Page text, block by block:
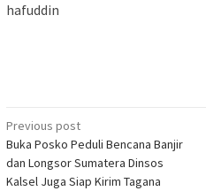
hafuddin
Post
navigation
Previous post
Buka Posko Peduli Bencana Banjir
dan Longsor Sumatera Dinsos
Kalsel Juga Siap Kirim Tagana